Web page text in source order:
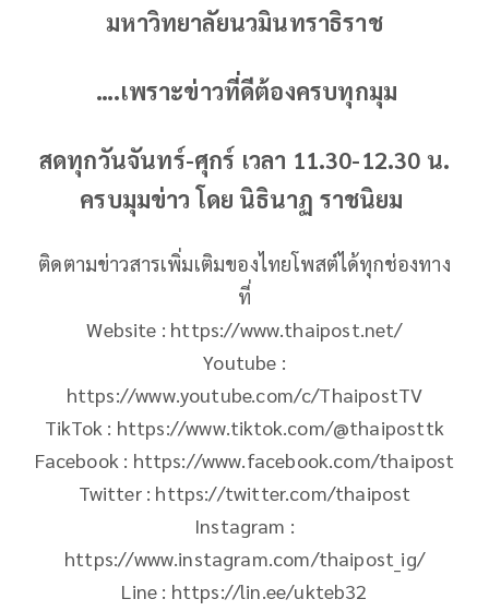
มหาวิทยาลัยนวมินทราธิราช
….เพราะข่าวที่ดีต้องครบทุกมุม
สดทุกวันจันทร์-ศุกร์ เวลา 11.30-12.30 น.
ครบมุมข่าว โดย นิธินาฏ ราชนิยม
ติดตามข่าวสารเพิ่มเติมของไทยโพสต์ได้ทุกช่องทาง
ที่
Website : https://www.thaipost.net/
Youtube :
https://www.youtube.com/c/ThaipostTV
TikTok : https://www.tiktok.com/@thaiposttk
Facebook : https://www.facebook.com/thaipost
Twitter : https://twitter.com/thaipost
Instagram :
https://www.instagram.com/thaipost_ig/
Line : https://lin.ee/ukteb32